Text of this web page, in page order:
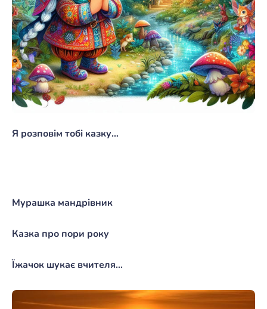
Я розповім тобі казку…
Мурашка мандрівник
Казка про пори року
Їжачок шукає вчителя…